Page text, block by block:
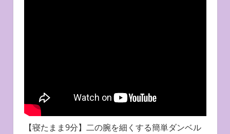
【寝たまま9分】二の腕を細くする簡単ダンベル